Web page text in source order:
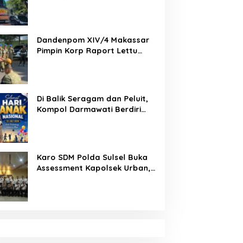
Dandenpom XIV/4 Makassar
Pimpin Korp Raport Lettu
Di Balik Seragam dan Peluit,
Kompol Darmawati Berdiri
Karo SDM Polda Sulsel Buka
Assessment Kapolsek Urban,